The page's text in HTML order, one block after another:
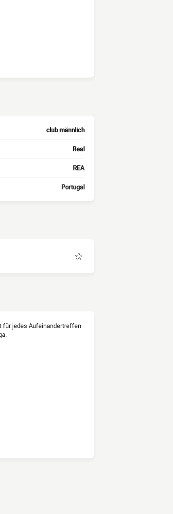
club männlich
Real
REA
Portugal
für jedes Aufeinandertreffen